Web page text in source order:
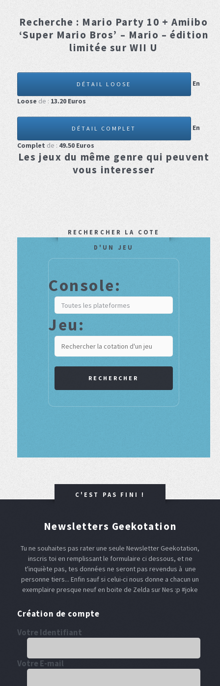
Recherche : Mario Party 10 + Amiibo
‘Super Mario Bros’ – Mario – édition
limitée sur WII U
DÉTAIL LOOSE
En
Loose de : 13.20 Euros
DÉTAIL COMPLET
En
Complet de : 49.50 Euros
Les jeux du même genre qui peuvent
vous interesser
RECHERCHER LA COTE
D'UN JEU
Console:
Jeu:
RECHERCHER
C'EST PAS FINI !
Newsletters Geekotation
Tu ne souhaites pas rater une seule Newsletter Geekotation,
inscris toi en remplissant le formulaire ci dessous, et ne
t'inquiète pas, tes données ne seront pas revendus à une
personne tiers... Enfin sauf si celui-ci nous donne a chacun un
exemplaire presque neuf en boite de Zelda sur Nes :p #joke
Création de compte
Votre Identifiant
Votre E-mail